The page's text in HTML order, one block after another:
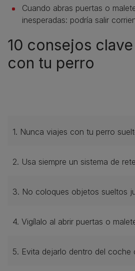
Cuando abras puertas o
inesperadas: podría salir
10 consejos
con tu perro
1. Nunca viajes con tu perro
2. Usa siempre un sistema de
3. No coloques objetos sueltos
4. Vigílalo al abrir puertas o
5. Evita dejarlo dentro del coche